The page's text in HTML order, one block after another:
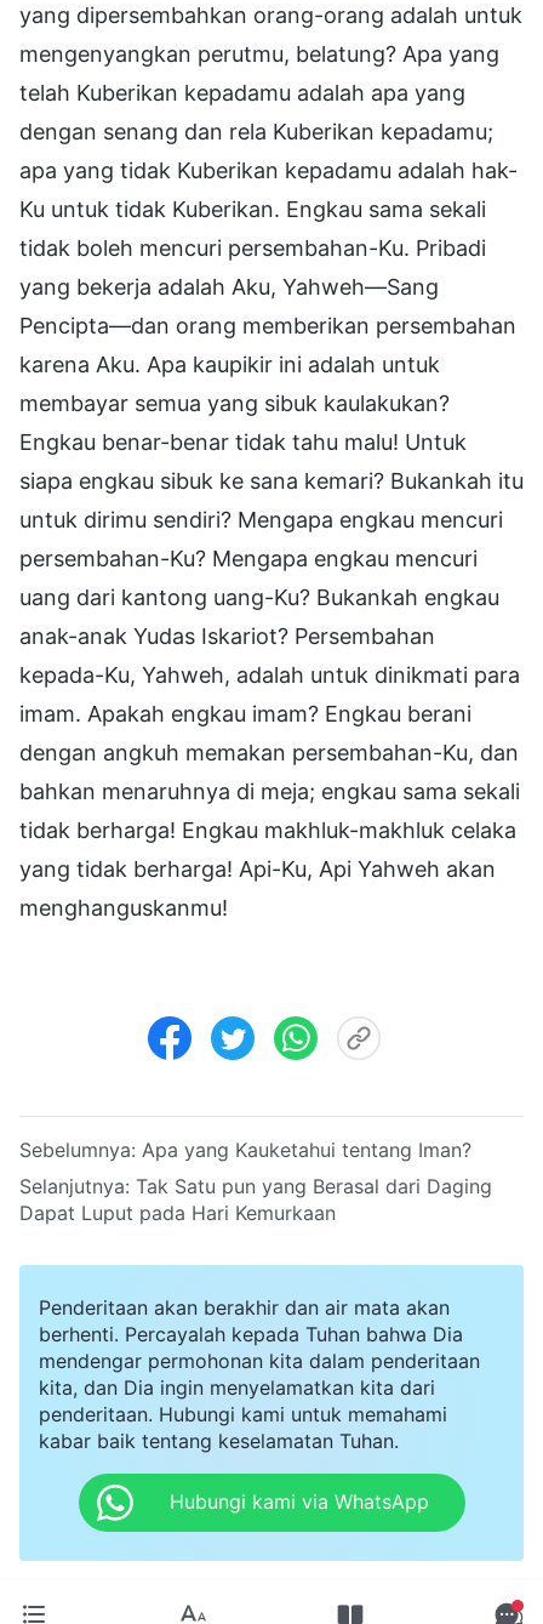
yang dipersembahkan orang-orang adalah untuk
mengenyangkan perutmu, belatung? Apa yang
telah Kuberikan kepadamu adalah apa yang
dengan senang dan rela Kuberikan kepadamu;
apa yang tidak Kuberikan kepadamu adalah hak-
Ku untuk tidak Kuberikan. Engkau sama sekali
tidak boleh mencuri persembahan-Ku. Pribadi
yang bekerja adalah Aku, Yahweh—Sang
Pencipta—dan orang memberikan persembahan
karena Aku. Apa kaupikir ini adalah untuk
membayar semua yang sibuk kaulakukan?
Engkau benar-benar tidak tahu malu! Untuk
siapa engkau sibuk ke sana kemari? Bukankah itu
untuk dirimu sendiri? Mengapa engkau mencuri
persembahan-Ku? Mengapa engkau mencuri
uang dari kantong uang-Ku? Bukankah engkau
anak-anak Yudas Iskariot? Persembahan
kepada-Ku, Yahweh, adalah untuk dinikmati para
imam. Apakah engkau imam? Engkau berani
dengan angkuh memakan persembahan-Ku, dan
bahkan menaruhnya di meja; engkau sama sekali
tidak berharga! Engkau makhluk-makhluk celaka
yang tidak berharga! Api-Ku, Api Yahweh akan
menghanguskanmu!
Sebelumnya: Apa yang Kauketahui tentang Iman?
Selanjutnya: Tak Satu pun yang Berasal dari Daging
Dapat Luput pada Hari Kemurkaan
Penderitaan akan berakhir dan air mata akan
berhenti. Percayalah kepada Tuhan bahwa Dia
mendengar permohonan kita dalam penderitaan
kita, dan Dia ingin menyelamatkan kita dari
penderitaan. Hubungi kami untuk memahami
kabar baik tentang keselamatan Tuhan.
Hubungi kami via WhatsApp